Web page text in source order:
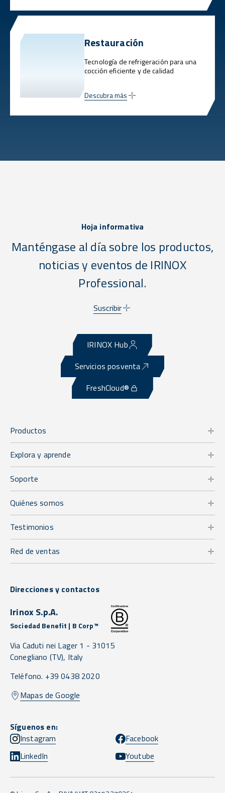
Restauración
Tecnología de refrigeración para una
cocción eficiente y de calidad
Descubra más
Hoja informativa
Manténgase al día sobre los productos,
noticias y eventos de IRINOX
Professional.
Suscribir
IRINOX Hub
Servicios posventa
FreshCloud®
Productos
Explora y aprende
Soporte
Quiénes somos
Testimonios
Red de ventas
Direcciones y contactos
Irinox S.p.A.
Sociedad Benefit | B Corp™
Via Caduti nei Lager 1 - 31015
Conegliano (TV), Italy
Teléfono. +39 0438 2020
Mapas de Google
Síguenos en:
Instagram
Facebook
LinkedIn
Youtube